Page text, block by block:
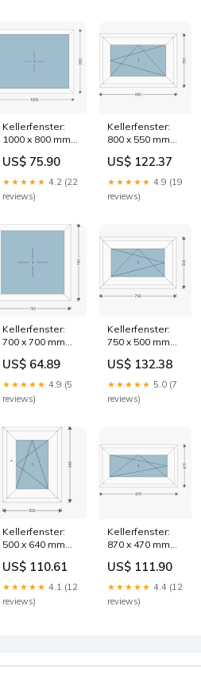
Kellerfenster:
1000 x 800 mm
US$ 75.90
★★★★★ 4.2 (22
reviews)
Kellerfenster:
800 x 550 mm
US$ 122.37
★★★★★ 4.9 (19
reviews)
Kellerfenster:
700 x 700 mm
US$ 64.89
★★★★★ 4.9 (5
reviews)
Kellerfenster:
750 x 500 mm
US$ 132.38
★★★★★ 5.0 (7
reviews)
Kellerfenster:
500 x 640 mm
US$ 110.61
★★★★★ 4.1 (12
reviews)
Kellerfenster:
870 x 470 mm
US$ 111.90
★★★★★ 4.4 (12
reviews)